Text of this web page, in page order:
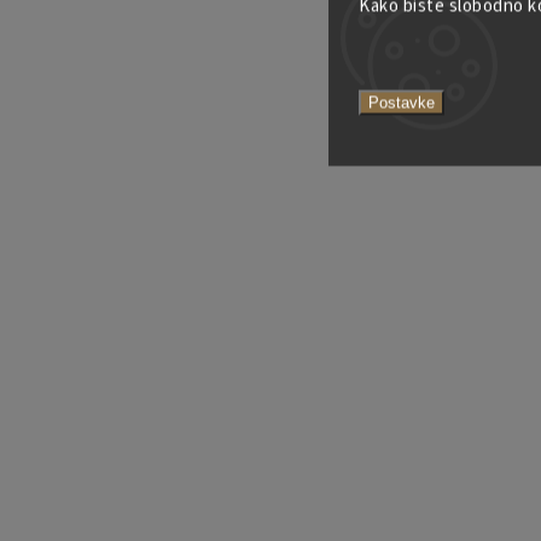
Kako biste slobodno
Postavke